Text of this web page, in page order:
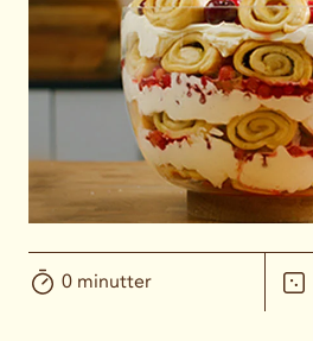
0 minutter